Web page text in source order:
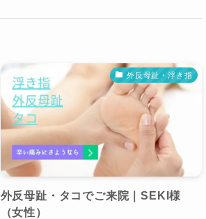
外反母趾・浮き指
外反母趾・タコでご来院｜SEKI様
（女性）